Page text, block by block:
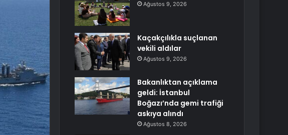
Ağustos 9, 2026
Kaçakçılıkla suçlanan
vekili aldılar
Ağustos 9, 2026
Bakanlıktan açıklama
geldi: İstanbul
Boğazı’nda gemi trafiği
askıya alındı
Ağustos 8, 2026